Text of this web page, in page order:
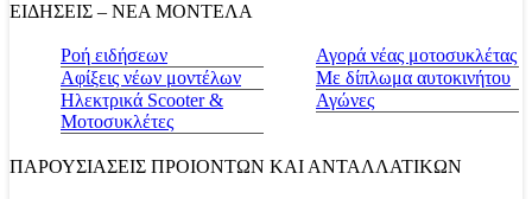
ΕΙΔΗΣΕΙΣ – ΝΕΑ ΜΟΝΤΕΛΑ
Ροή ειδήσεων
Αφίξεις νέων μοντέλων
Ηλεκτρικά Scooter &
Μοτοσυκλέτες
Αγορά νέας μοτοσυκλέτας
Με δίπλωμα αυτοκινήτου
Αγώνες
ΠΑΡΟΥΣΙΑΣΕΙΣ ΠΡΟΙΟΝΤΩΝ ΚΑΙ ΑΝΤΑΛΛΑΤΙΚΩΝ